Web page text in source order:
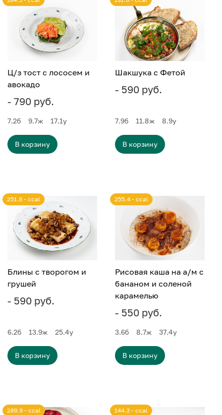
Ц/з тост с лососем и
авокадо
- 790 руб.
7.2б 9.7ж 17.1у
В корзину
Шакшука с Фетой
- 590 руб.
7.9б 11.8ж 8.9у
В корзину
Блины с творогом и
грушей
- 590 руб.
251.8 - ccal
6.2б 13.9ж 25.4у
В корзину
Рисовая каша на а/м с
бананом и соленой
карамелью
- 550 руб.
255.4 - ccal
3.6б 8.7ж 37.4у
В корзину
289.9 - ccal 144.3 - ccal